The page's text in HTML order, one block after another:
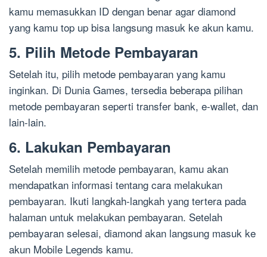
kamu memasukkan ID dengan benar agar diamond
yang kamu top up bisa langsung masuk ke akun kamu.
5. Pilih Metode Pembayaran
Setelah itu, pilih metode pembayaran yang kamu
inginkan. Di Dunia Games, tersedia beberapa pilihan
metode pembayaran seperti transfer bank, e-wallet, dan
lain-lain.
6. Lakukan Pembayaran
Setelah memilih metode pembayaran, kamu akan
mendapatkan informasi tentang cara melakukan
pembayaran. Ikuti langkah-langkah yang tertera pada
halaman untuk melakukan pembayaran. Setelah
pembayaran selesai, diamond akan langsung masuk ke
akun Mobile Legends kamu.